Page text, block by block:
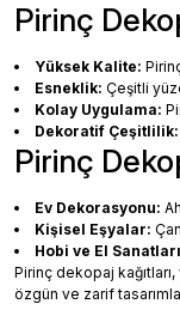
Pirinç
Yüksek Kalite:
Esneklik: Çeşitli
Kolay Uygulama:
Dekoratif Çeşitlilik:
Pirinç
Ev Dekorasyonu:
Kişisel Eşyalar:
Hobi ve El
Pirinç dekopaj
özgün ve zarif